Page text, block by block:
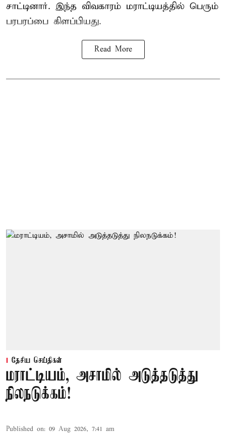
சாட்டினார். இந்த விவகாரம் மராட்டியத்தில் பெரும்
பரபரப்பை கிளப்பியது.
Read More
தேசிய செய்திகள்
மராட்டியம், அசாமில் அடுத்தடுத்து
நிலநடுக்கம்!
Published on: 09 Aug 2026, 7:41 am